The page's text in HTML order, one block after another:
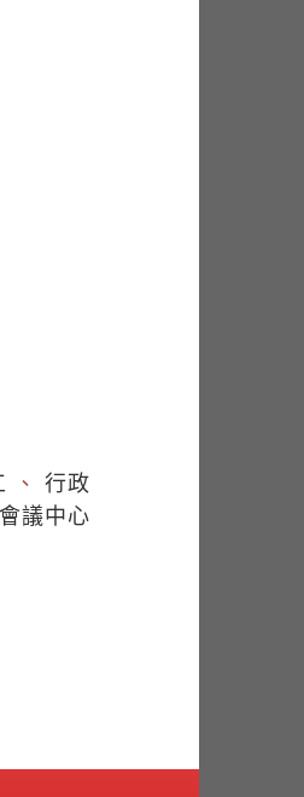
、 行政
議中心